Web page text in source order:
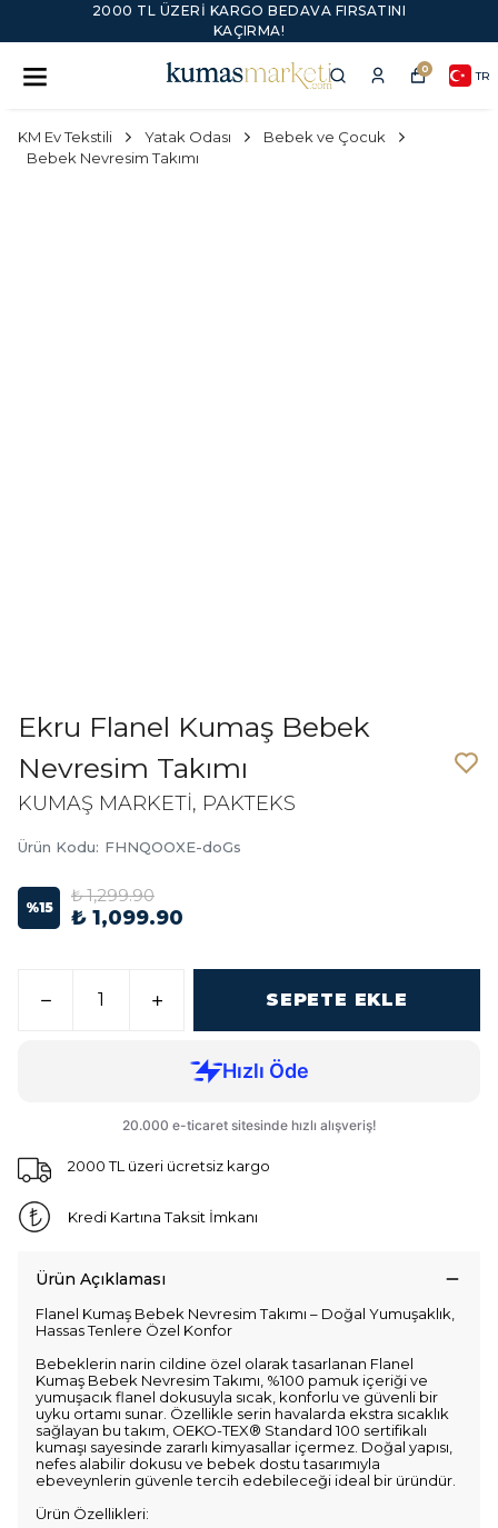
2000 TL ÜZERI KARGO BEDAVA FIRSATINI
KAÇIRMA!
0 TR
KM Ev Tekstili Yatak Odası
Bebek ve Çocuk
Bebek Nevresim Takımı
Ekru Flanel Kumaş Bebek
Nevresim Takımı
KUMAŞ MARKETİ, PAKTEKS
Ürün Kodu: FHNQOOXE-doGs
%15
₺ 1,299.90
₺ 1,099.90
SEPETE EKLE
2000 TL üzeri ücretsiz kargo
Kredi Kartına Taksit İmkanı
Ürün Açıklaması
Flanel Kumaş Bebek Nevresim Takımı – Doğal Yumuşaklık,
Hassas Tenlere Özel Konfor
Bebeklerin narin cildine özel olarak tasarlanan Flanel
Kumaş Bebek Nevresim Takımı, %100 pamuk içeriği ve
yumuşacık flanel dokusuyla sıcak, konforlu ve güvenli bir
uyku ortamı sunar. Özellikle serin havalarda ekstra sıcaklık
sağlayan bu takım, OEKO-TEX® Standard 100 sertifikalı
kumaşı sayesinde zararlı kimyasallar içermez. Doğal yapısı,
nefes alabilir dokusu ve bebek dostu tasarımıyla
ebeveynlerin güvenle tercih edebileceği ideal bir üründür.
Ürün Özellikleri: